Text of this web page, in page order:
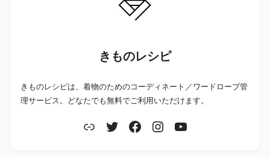
きものレシピ
きものレシピは、着物のためのコーディネート／ワードローブ管
理サービス。どなたでも無料でご利用いただけます。